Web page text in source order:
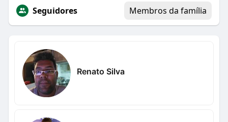
Seguidores Membros da família
Renato Silva